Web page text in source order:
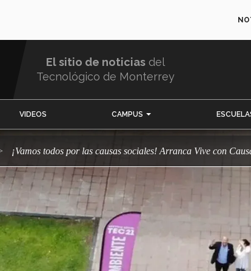
El sitio de noticias del
Tecnológico de Monterrey
VIDEOS CAMPUS
¡Vamos todos por las causas sociales! Arranca Vive con